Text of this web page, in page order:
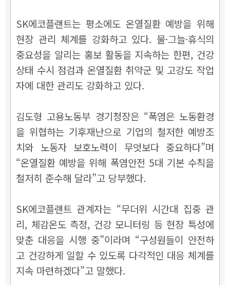
SK에코플랜트는 평소에도 온열질환 예방을 위해
현장 관리 체계를 강화하고 있다. 물·그늘·휴식의
중요성을 알리는 홍보 활동을 지속하는 한편, 건강
상태 수시 점검과 온열질환 취약군 및 고강도 작업
자에 대한 관리도 강화하고 있다.
김도형 고용노동부 경기청장은 “폭염은 노동환경
을 위협하는 기후재난으로 기업의 철저한 예방조
치와 노동자 보호노력이 무엇보다 중요하다”며
“온열질환 예방을 위해 폭염안전 5대 기본 수칙을
철저히 준수해 달라”고 당부했다.
SK에코플랜트 관계자는 “무더위 시간대 집중 관
리, 체감온도 측정, 건강 모니터링 등 현장 특성에
맞춘 대응을 시행 중”이라며 “구성원들이 안전하
고 건강하게 일할 수 있도록 다각적인 대응 체계를
지속 마련하겠다”고 말했다.